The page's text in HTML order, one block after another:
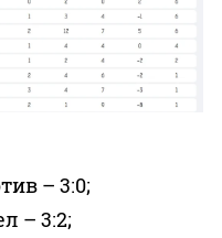
– 3:0;
– 3:2;